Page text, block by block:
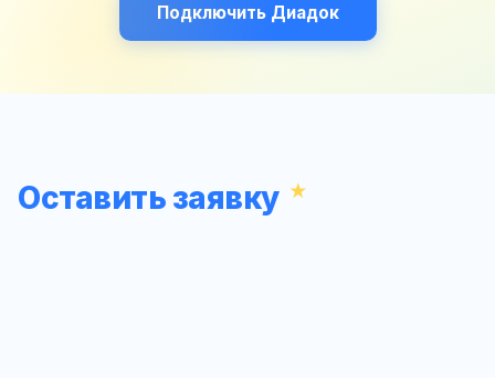
Подключить Диадок
Оставить заявку